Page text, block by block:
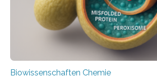
Biowissenschaften Chemie